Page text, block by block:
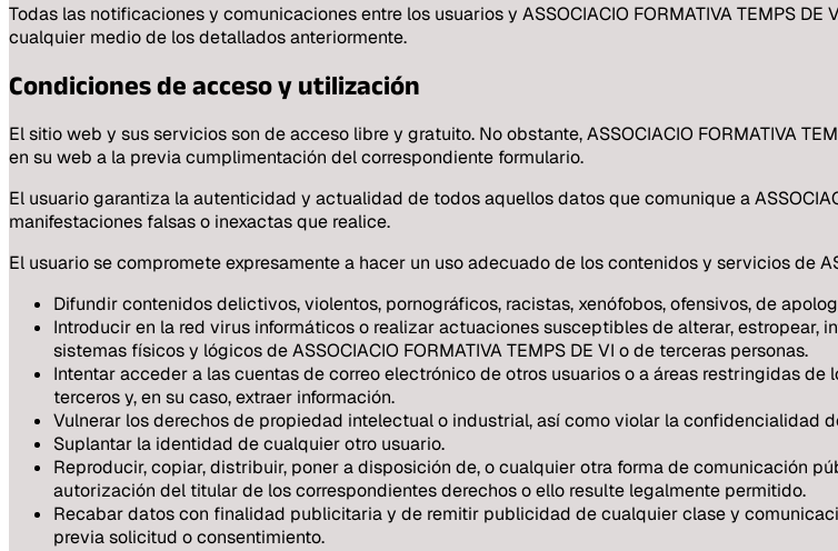
Todas las notificaciones y comunicaciones entre los usuarios y ASSOCIACIO FORMATIVA TEMPS
cualquier medio de los detallados anteriormente.
Condiciones de acceso y utilización
El sitio web y sus servicios son de acceso libre y gratuito. No obstante, ASSOCIACIO FORMATIVA
en su web a la previa cumplimentación del correspondiente formulario.
El usuario garantiza la autenticidad y actualidad de todos aquellos datos que comunique a
manifestaciones falsas o inexactas que realice.
El usuario se compromete expresamente a hacer un uso adecuado de los contenidos y servicios de
Difundir contenidos delictivos, violentos, pornográficos, racistas, xenófobos, ofensivos, de
Introducir en la red virus informáticos o realizar actuaciones susceptibles de alterar, estropear,
sistemas físicos y lógicos de ASSOCIACIO FORMATIVA TEMPS DE VI o de terceras personas.
Intentar acceder a las cuentas de correo electrónico de otros usuarios o a áreas restringidas de
terceros y, en su caso, extraer información.
Vulnerar los derechos de propiedad intelectual o industrial, así como violar la confidencialidad
Suplantar la identidad de cualquier otro usuario.
Reproducir, copiar, distribuir, poner a disposición de, o cualquier otra forma de comunicación
autorización del titular de los correspondientes derechos o ello resulte legalmente permitido.
Recabar datos con finalidad publicitaria y de remitir publicidad de cualquier clase y
previa solicitud o consentimiento.